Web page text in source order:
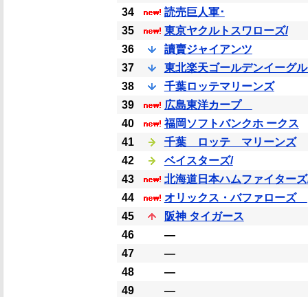
34
読売巨人軍･
35
東京ヤクルトスワローズ/
36
讀賣ジャイアンツ
37
東北楽天ゴールデンイーグ
38
千葉ロッテマリーンズ
39
広島東洋カープ
40
福岡ソフトバンクホ ークス
41
千葉 ロッテ マリーンズ
42
ベイスターズ/
43
北海道日本ハムファイター
44
オリックス・バファローズ
45
阪神 タイガース
46
―
47
―
48
―
49
―